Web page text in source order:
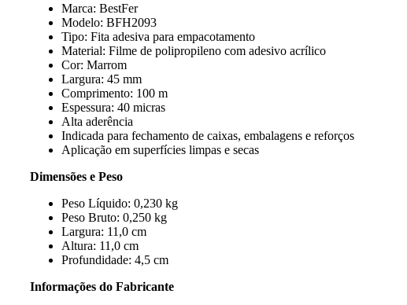
Marca: BestFer
Modelo: BFH2093
Tipo: Fita adesiva para empacotamento
Material: Filme de polipropileno com adesivo acrílico
Cor: Marrom
Largura: 45 mm
Comprimento: 100 m
Espessura: 40 micras
Alta aderência
Indicada para fechamento de caixas, embalagens e reforços
Aplicação em superfícies limpas e secas
Dimensões e Peso
Peso Líquido: 0,230 kg
Peso Bruto: 0,250 kg
Largura: 11,0 cm
Altura: 11,0 cm
Profundidade: 4,5 cm
Informações do Fabricante